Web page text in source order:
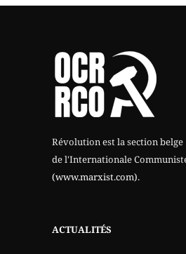
Révolution est la section belge
de l'Internationale
(www.marxist.com).
ACTUALITÉS